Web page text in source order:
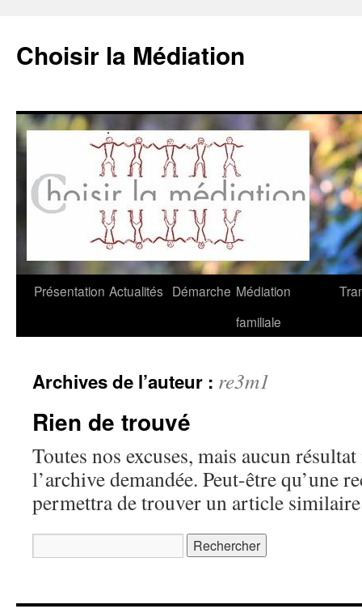
Choisir la Médiation
Aller
Présentation Actualités Démarche Médiation
familiale
Archives de l’auteur : re3m1
Rien de trouvé
Toutes nos excuses, mais aucun
l’archive demandée. Peut-être qu’une
permettra de trouver un article